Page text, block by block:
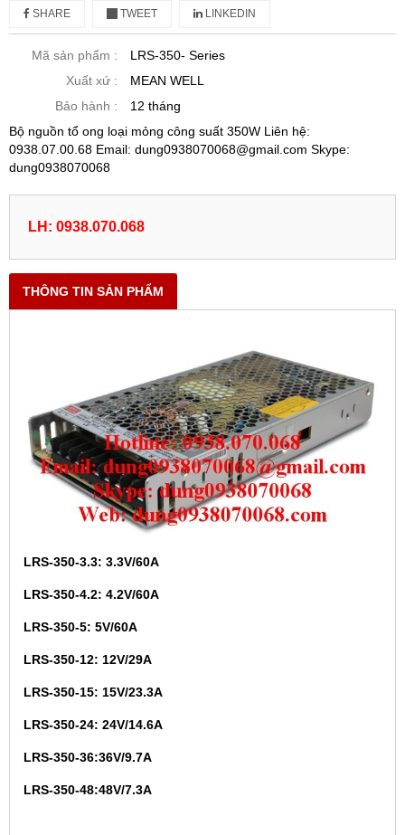
SHARE TWEET LINKEDIN
Mã sản phẩm :
LRS-350- Series
Xuất xứ :
MEAN WELL
Bảo hành :
12 tháng
Bộ nguồn tổ ong loại mỏng công suất 350W Liên hệ:
0938.07.00.68 Email: dung0938070068@gmail.com Skype:
dung0938070068
LH: 0938.070.068
THÔNG TIN SẢN PHẨM
LRS-350-3.3: 3.3V/60A
LRS-350-4.2: 4.2V/60A
LRS-350-5: 5V/60A
LRS-350-12: 12V/29A
LRS-350-15: 15V/23.3A
LRS-350-24: 24V/14.6A
LRS-350-36:36V/9.7A
LRS-350-48:48V/7.3A